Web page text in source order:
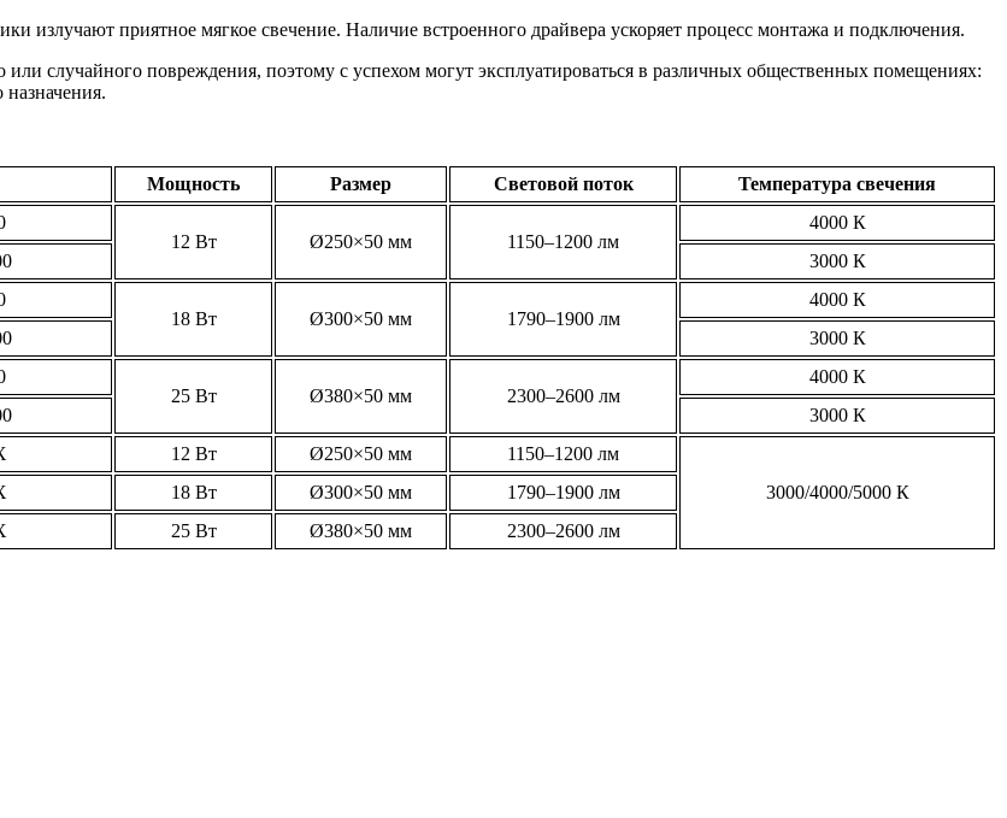
излучают приятное мягкое свечение. Наличие встроенного драйвера ускоряет процесс монтажа и подключения.
случайного повреждения, поэтому с успехом могут эксплуатироваться в различных общественных помещениях:
Мощность Размер Световой поток
Температура свечения
12 Вт
Ø250×50 мм 1150–1200 лм
4000 К
3000 К
18 Вт
Ø300×50 мм 1790–1900 лм
4000 К
3000 К
25 Вт
Ø380×50 мм 2300–2600 лм
4000 К
3000 К
12 Вт Ø250×50 мм
1150–1200 лм
3000/4000/5000 К
18 Вт Ø300×50 мм
1790–1900 лм
25 Вт Ø380×50 мм 2300–2600 лм